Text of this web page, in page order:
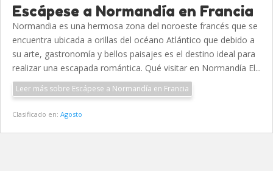
Escápese a Normandía en Francia
Normandia es una hermosa zona del noroeste francés que se
encuentra ubicada a orillas del océano Atlántico que debido a
su arte, gastronomía y bellos paisajes es el destino ideal para
realizar una escapada romántica. Qué visitar en Normandía El...
Leer más sobre Escápese a Normandía en Francia
Clasificado en: Agosto